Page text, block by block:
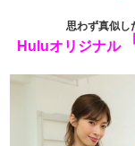
思わず真似し
Huluオリジナル